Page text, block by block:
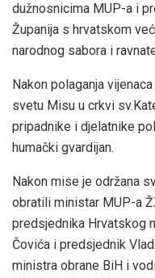
dužnosnicima MUP-a i
Županija s hrvatskom
narodnog sabora i
Nakon polaganja
svetu Misu u crkvi
pripadnike i djelatnike
humački gvardijan.
Nakon mise je održana
obratili ministar MUP-a
predsjednika Hrvatskog
Čovića i predsjednik
ministra obrane BiH i